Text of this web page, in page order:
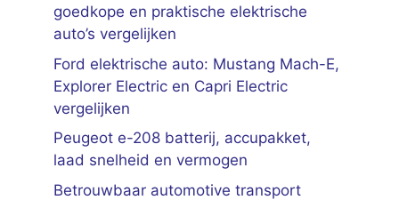
goedkope en praktische elektrische
auto’s vergelijken
Ford elektrische auto: Mustang Mach-E,
Explorer Electric en Capri Electric
vergelijken
Peugeot e-208 batterij, accupakket,
laad snelheid en vermogen
Betrouwbaar automotive transport